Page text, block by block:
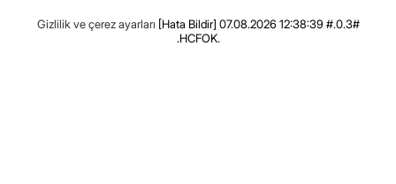
Gizlilik ve çerez ayarları [Hata Bildir] 07.08.2026 12:38:39 #.0.3#
.HCFOK.